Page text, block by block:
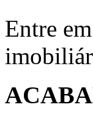
Entre